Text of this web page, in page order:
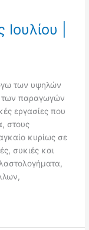
|
των υψηλών
των παραγωγών
εργασίες που
στους
κυρίως σε
συκιές και